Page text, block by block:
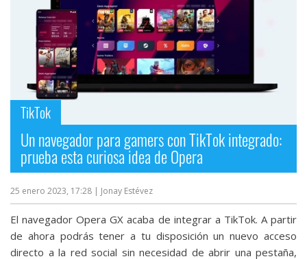
TikTok
Un navegador para gamers con TikTok integrado:
prueba esta curiosa idea de Opera
25 enero 2023, 17:28 | Jonay Estévez
El navegador Opera GX acaba de integrar a TikTok. A partir
de ahora podrás tener a tu disposición un nuevo acceso
directo a la red social sin necesidad de abrir una pestaña,